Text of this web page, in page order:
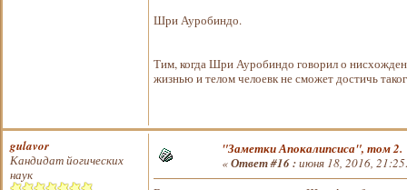
Шри Ауробиндо.
Тим, когда Шри Ауробиндо говорил о
жизнью и телом челоевк не сможет достичь
gulavor
Кандидат йогических
наук
"Заметки Апокалипсиса", том 2.
«Ответ #16 :июня 18, 2016,